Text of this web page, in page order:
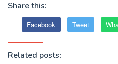
Share this:
Facebook Tweet
Related posts: